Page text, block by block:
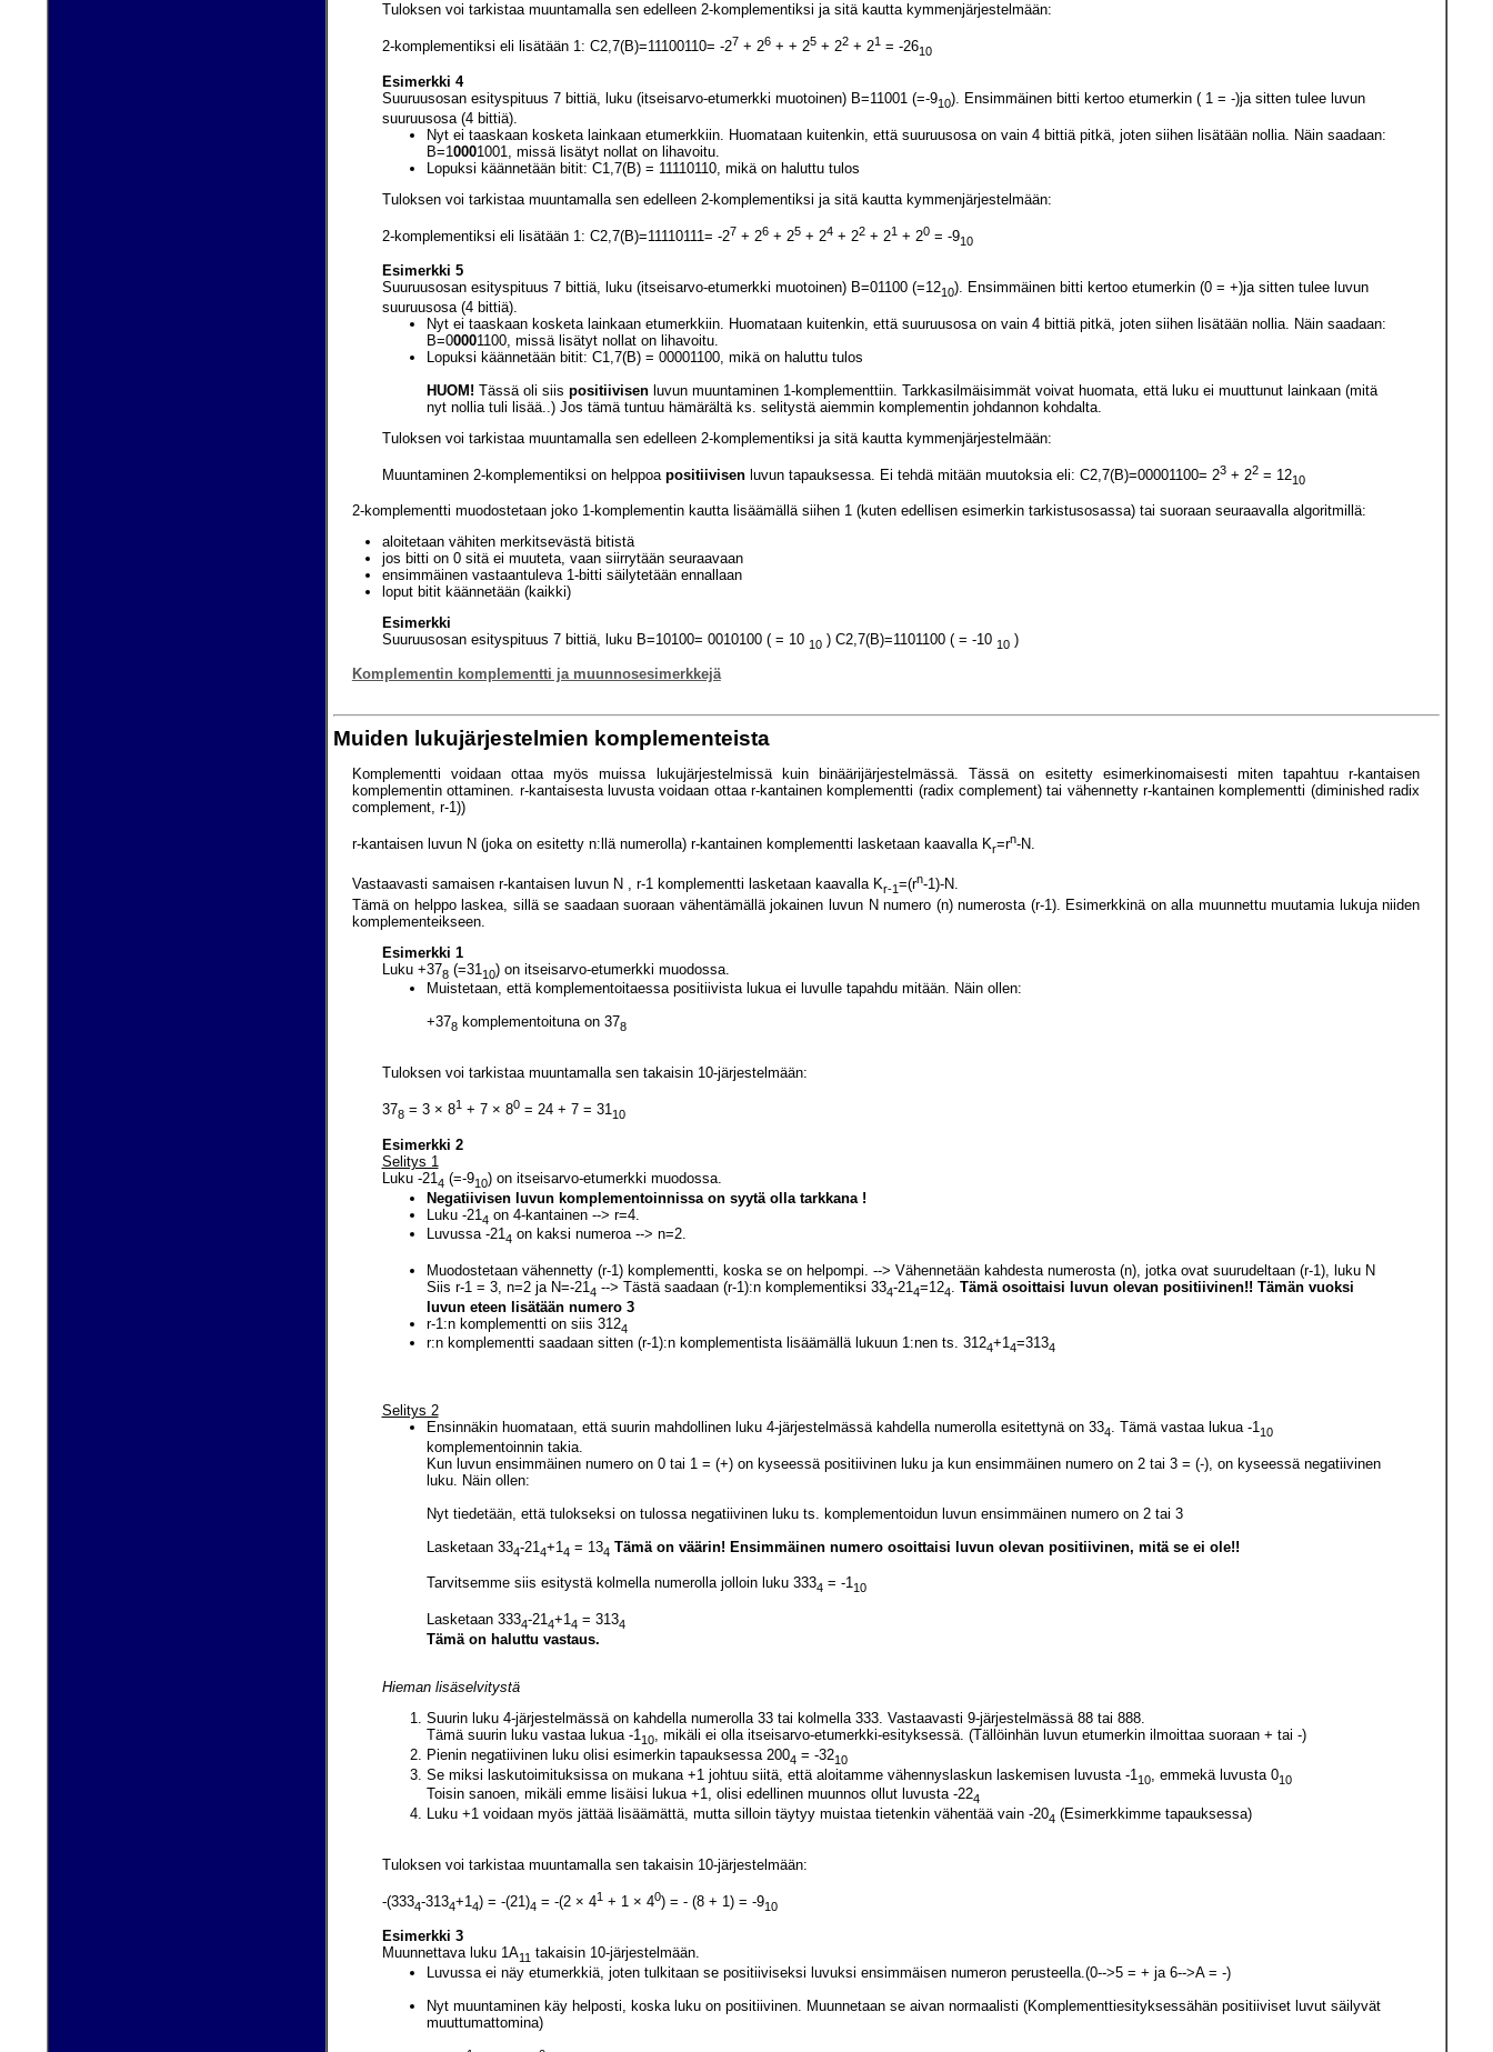
Tuloksen voi tarkistaa muuntamalla sen edelleen 2-komplementiksi ja sitä kautta kymmenjärjestelmään:
2-komplementiksi eli lisätään 1: C2,7(B)=11100110= -27 + 26+ + 25+ 22+ 21= -2610
Esimerkki 4
Suuruusosan esityspituus 7 bittiä, luku (itseisarvo-etumerkki muotoinen) B=11001 (=-910). Ensimmäinen bitti kertoo etumerkin ( 1 = -)ja sitten tulee luvun
suuruusosa (4 bittiä).
Nyt ei taaskaan kosketa lainkaan etumerkkiin. Huomataan kuitenkin, että suuruusosa on vain 4 bittiä pitkä, joten siihen lisätään nollia. Näin saadaan:
B=10001001, missä lisätyt nollat on lihavoitu.
Lopuksi käännetään bitit: C1,7(B) = 11110110, mikä on haluttu tulos
Tuloksen voi tarkistaa muuntamalla sen edelleen 2-komplementiksi ja sitä kautta kymmenjärjestelmään:
2-komplementiksi eli lisätään 1: C2,7(B)=11110111= -27 + 26+ 25+ 24+ 22+ 21+ 20= -910
Esimerkki 5
Suuruusosan esityspituus 7 bittiä, luku (itseisarvo-etumerkki muotoinen) B=01100 (=1210). Ensimmäinen bitti kertoo etumerkin (0 = +)ja sitten tulee luvun
suuruusosa (4 bittiä).
Nyt ei taaskaan kosketa lainkaan etumerkkiin. Huomataan kuitenkin, että suuruusosa on vain 4 bittiä pitkä, joten siihen lisätään nollia. Näin saadaan:
B=00001100, missä lisätyt nollat on lihavoitu.
Lopuksi käännetään bitit: C1,7(B) = 00001100, mikä on haluttu tulos
HUOM! Tässä oli siis positiivisenluvun muuntaminen 1-komplementtiin. Tarkkasilmäisimmät voivat huomata, että luku ei muuttunut lainkaan (mitä
nyt nollia tuli lisää..) Jos tämä tuntuu hämärältä ks. selitystä aiemmin komplementin johdannon kohdalta.
Tuloksen voi tarkistaa muuntamalla sen edelleen 2-komplementiksi ja sitä kautta kymmenjärjestelmään:
Muuntaminen 2-komplementiksi on helppoa positiivisen luvun tapauksessa. Ei tehdä mitään muutoksia eli: C2,7(B)=00001100= 23+ 22= 1210
2-komplementti muodostetaan joko 1-komplementin kautta lisäämällä siihen 1 (kuten edellisen esimerkin tarkistusosassa) tai suoraan seuraavalla algoritmillä:
aloitetaan vähiten merkitsevästä bitistä
jos bitti on 0 sitä ei muuteta, vaan siirrytään seuraavaan
ensimmäinen vastaantuleva 1-bitti säilytetään ennallaan
loput bitit käännetään (kaikki)
Esimerkki
Suuruusosan esityspituus 7 bittiä, luku B=10100= 0010100 ( = 10 10) C2,7(B)=1101100 ( = -10 10)
Komplementin komplementti ja muunnosesimerkkejä
Muiden lukujärjestelmien komplementeista
Komplementti voidaan ottaa myös muissa lukujärjestelmissä kuin binäärijärjestelmässä. Tässä on esitetty esimerkinomaisesti miten tapahtuu r-kantaisen
komplementin ottaminen. r-kantaisesta luvusta voidaan ottaa r-kantainen komplementti (radix complement) tai vähennetty r-kantainen komplementti (diminished radix
complement, r-1))
r-kantaisen luvun N (joka on esitetty n:llä numerolla) r-kantainen komplementti lasketaan kaavalla Kr=rn-N.
Vastaavasti samaisen r-kantaisen luvun N , r-1 komplementti lasketaan kaavalla Kr-1=(rn-1)-N.
Tämä on helppo laskea, sillä se saadaan suoraan vähentämällä jokainen luvun N numero (n) numerosta (r-1). Esimerkkinä on alla muunnettu muutamia lukuja niiden
komplementeikseen.
Esimerkki 1
Luku +378(=31 10) on itseisarvo-etumerkki muodossa.
Muistetaan, että komplementoitaessa positiivista lukua ei luvulle tapahdu mitään. Näin ollen:
+378komplementoituna on 378
Tuloksen voi tarkistaa muuntamalla sen takaisin 10-järjestelmään:
378= 3 × 81+ 7 × 80= 24 + 7 = 3110
Esimerkki 2
Selitys 1
Luku -21 4 (=-910) on itseisarvo-etumerkki muodossa.
Negatiivisen luvun komplementoinnissa on syytä olla tarkkana !
Luku -214 on 4-kantainen --> r=4.
Luvussa -214 on kaksi numeroa --> n=2.
Muodostetaan vähennetty (r-1) komplementti, koska se on helpompi. --> Vähennetään kahdesta numerosta (n), jotka ovat suurudeltaan (r-1), luku N
Siis r-1 = 3, n=2 ja N=-21 4 --> Tästä saadaan (r-1):n komplementiksi 334-21 4=124
Tämä osoittaisi luvun olevan positiivinen!! Tämän vuoksi
luvun eteen lisätään numero 3
r-1:n komplementti on siis 3124
r:n komplementti saadaan sitten (r-1):n komplementista lisäämällä lukuun 1:nen ts. 3124+14=3134
Selitys 2
Ensinnäkin huomataan, että suurin mahdollinen luku 4-järjestelmässä kahdella numerolla esitettynä on 334. Tämä vastaa lukua -110
komplementoinnin takia.
Kun luvun ensimmäinen numero on 0 tai 1 = (+) on kyseessä positiivinen luku ja kun ensimmäinen numero on 2 tai 3 = (-), on kyseessä negatiivinen
luku. Näin ollen:
Nyt tiedetään, että tulokseksi on tulossa negatiivinen luku ts. komplementoidun luvun ensimmäinen numero on 2 tai 3
Lasketaan 334-21 4+1 4 = 134 Tämä on väärin! Ensimmäinen numero osoittaisi luvun olevan positiivinen, mitä se ei ole!!
Tarvitsemme siis esitystä kolmella numerolla jolloin luku 3334 = -110
Lasketaan 3334-214+14 = 3134
Tämä on haluttu vastaus.
Hieman lisäselvitystä
Suurin luku 4-järjestelmässä on kahdella numerolla 33 tai kolmella 333. Vastaavasti 9-järjestelmässä 88 tai 888.
Tämä suurin luku vastaa lukua -110, mikäli ei olla itseisarvo-etumerkki-esityksessä. (Tällöinhän luvun etumerkin ilmoittaa suoraan + tai -)
Pienin negatiivinen luku olisi esimerkin tapauksessa 2004 = -3210
Se miksi laskutoimituksissa on mukana +1 johtuu siitä, että aloitamme vähennyslaskun laskemisen luvusta -1 10, emmekä luvusta 010
Toisin sanoen, mikäli emme lisäisi lukua +1, olisi edellinen muunnos ollut luvusta -224
Luku +1 voidaan myös jättää lisäämättä, mutta silloin täytyy muistaa tietenkin vähentää vain -204 (Esimerkkimme tapauksessa)
Tuloksen voi tarkistaa muuntamalla sen takaisin 10-järjestelmään:
-(3334-3134+14) = -(21)4 = -(2 × 41+ 1 × 40) = - (8 + 1) = -910
Esimerkki 3
Muunnettava luku 1A11 takaisin 10-järjestelmään.
Luvussa ei näy etumerkkiä, joten tulkitaan se positiiviseksi luvuksi ensimmäisen numeron perusteella.(0-->5 = + ja 6-->A = -)
Nyt muuntaminen käy helposti, koska luku on positiivinen. Muunnetaan se aivan normaalisti (Komplementtiesityksessähän positiiviset luvut säilyvät
muuttumattomina)